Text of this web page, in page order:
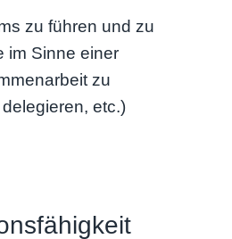
zu führen und zu
im Sinne einer
zu
etc.)